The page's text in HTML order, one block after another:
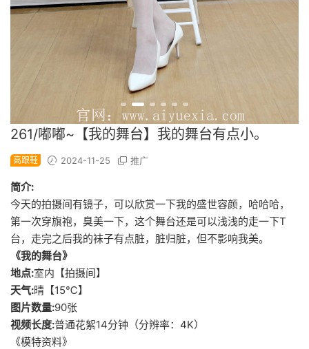
261/嘟嘟~【我的舞台】我的舞台有点小。
高跟鞋 2024-11-25 推广
简介:
今天的拍摄间有镜子，可以欣赏一下我的盛世容颜，哈哈哈，
第一次穿旗袍，臭美一下，这个舞台还是可以浅浅的走一下T
台，走完之后我的袜子有点脏，脏归脏，但不影响我美。
《我的舞台》
地点:室内【拍摄间】
天气:晴【15℃】
图片数量:90张
视频长度:普通花絮14分钟（分辨率：4K）
《模特资料》